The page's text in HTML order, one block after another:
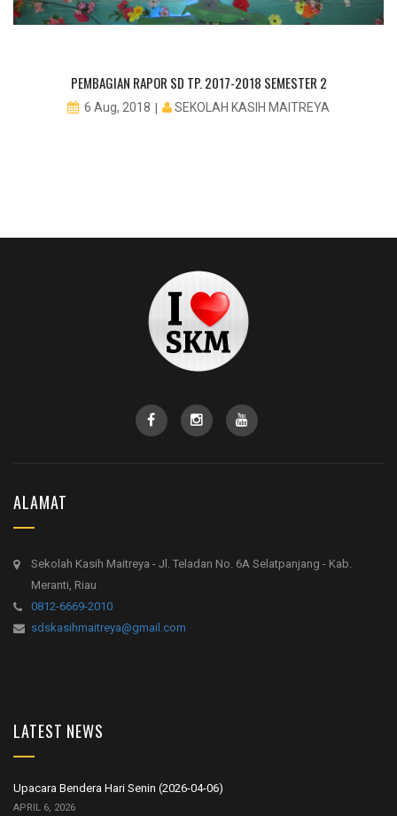
PEMBAGIAN RAPOR SD TP. 2017-2018 SEMESTER 2
6 Aug, 2018 SEKOLAH KASIH MAITREYA
ALAMAT
Sekolah Kasih Maitreya - Jl. Teladan No. 6A Selatpanjang - Kab.
Meranti, Riau
0812-6669-2010
sdskasihmaitreya@gmail.com
LATEST NEWS
Upacara Bendera Hari Senin (2026-04-06)
APRIL 6, 2026